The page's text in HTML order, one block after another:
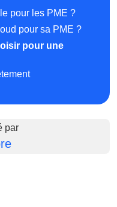
pour les PME ?
pour sa PME ?
pour une
par